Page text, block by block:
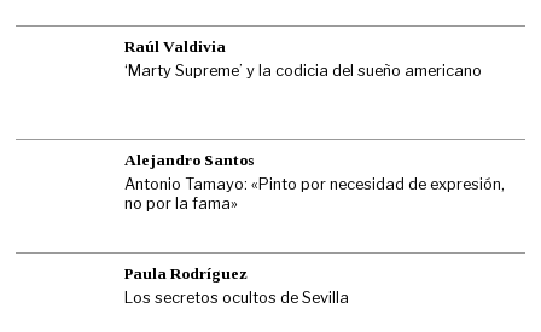
Raúl Valdivia
‘Marty Supreme’ y la codicia del sueño americano
Alejandro Santos
Antonio Tamayo: «Pinto por necesidad de expresión,
no por la fama»
Paula Rodríguez
Los secretos ocultos de Sevilla